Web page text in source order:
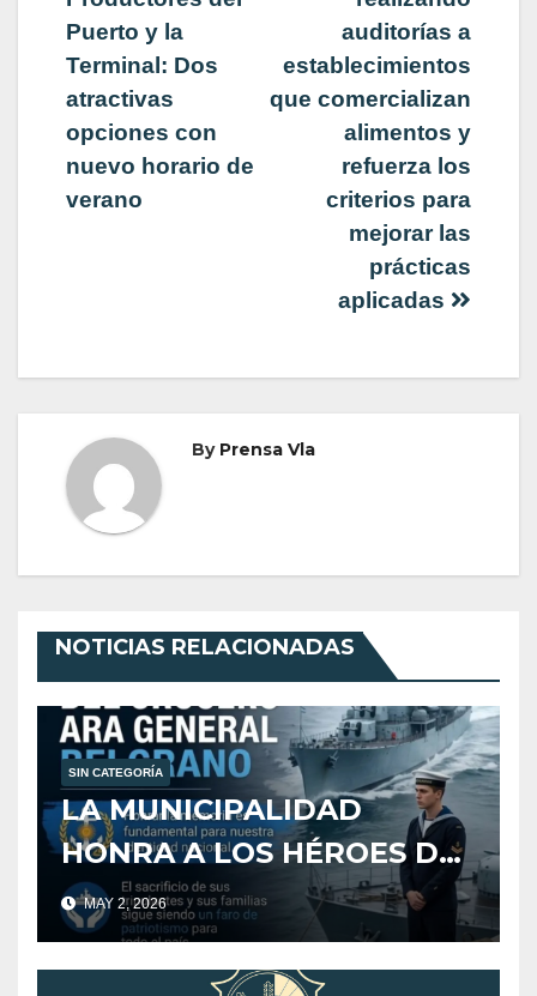
entradas
auditorías a
establecimientos
que comercializan
alimentos y
refuerza los
criterios para
mejorar las
prácticas
aplicadas
Puerto y la
Terminal: Dos
atractivas
opciones con
nuevo horario de
verano
By Prensa Vla
NOTICIAS RELACIONADAS
SIN CATEGORÍA
LA MUNICIPALIDAD
HONRA A LOS HÉROES DEL
CRUCERO ARA GENERAL
BELGRANO
MAY 2, 2026